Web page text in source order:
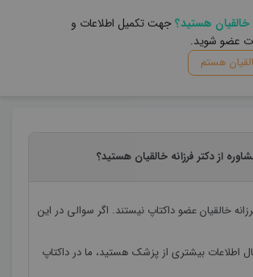
خالقیان هستید؟جهت تکمیل اطلاعات و
عضو شوید.
هستم
از دکتر فرزانه خالقیان هستید؟
خالقیانعضو داکتاپ نیستند. اگر سوالی در این
اطلاعات بیشتری از پزشک هستید، ما در داکتاپ